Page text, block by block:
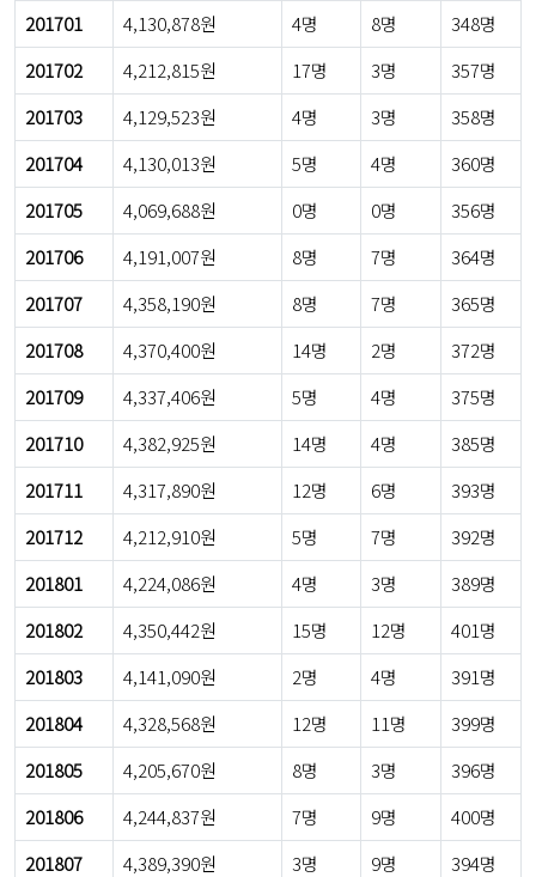
201701
4,130,878원 4명 8명
348명
201702
4,212,815원 17명 3명
357명
201703
4,129,523원 4명 3명
358명
201704
4,130,013원 5명 4명
360명
201705
4,069,688원 0명 0명
356명
201706
4,191,007원 8명 7명
364명
201707
4,358,190원 8명 7명
365명
201708
4,370,400원 14명 2명
372명
201709
4,337,406원 5명 4명
375명
201710
4,382,925원 14명 4명
385명
201711
4,317,890원 12명 6명
393명
201712
4,212,910원 5명 7명
392명
201801
4,224,086원 4명 3명
389명
201802
4,350,442원 15명 12명
401명
201803
4,141,090원 2명 4명
391명
201804
4,328,568원 12명 11명
399명
201805
4,205,670원 8명 3명
396명
201806
4,244,837원 7명 9명
400명
201807
4,389,390원 3명 9명
394명